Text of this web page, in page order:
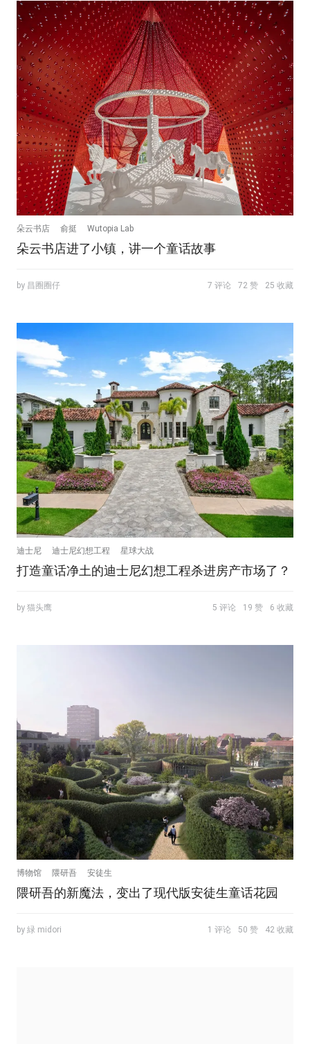
朵云书店 俞挺 Wutopia Lab
朵云书店进了小镇，讲一个童话故事
by 昌圈圈仔 7 评论 72 赞 25 收藏
迪士尼 迪士尼幻想工程 星球大战
打造童话净土的迪士尼幻想工程杀进房产市场了？
by 猫头鹰 5 评论 19 赞 6 收藏
博物馆 隈研吾 安徒生
隈研吾的新魔法，变出了现代版安徒生童话花园
by 緑 midori 1 评论 50 赞 42 收藏